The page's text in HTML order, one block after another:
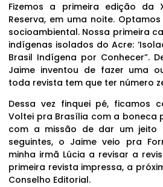
Fizemos a primeira edição da
Reserva, em uma noite.
socioambiental. Nossa primeira
indígenas isolados do Acre:
Brasil Indígena por Conhecer”.
Jaime inventou de fazer uma
toda revista tem que ter número
Dessa vez finquei pé, ficamos
Voltei pra Brasília com a boneca
com a missão de dar um jeito
seguintes, o Jaime veio pra
minha irmã Lúcia a revisar a
primeira revista impressa, a
Conselho Editorial.